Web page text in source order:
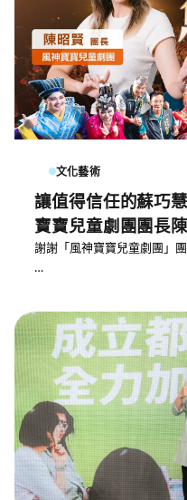
文化藝術
讓值得信任的蘇巧
寶寶兒童劇團團長
謝謝「風神寶寶兒童劇團」
…